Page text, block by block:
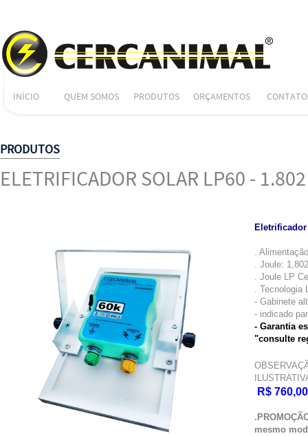
INÍCIO QUEM SOMOS PRODUTOS ORÇAMENTOS CONTATO
PRODUTOS
ELETRIFICADOR SOLAR LP60 -
.
. Joule:
. Joule LP
. Tecnologia
- Gabinete
- indicado
- Garantia
"consulte
R$ 760,00
mesmo